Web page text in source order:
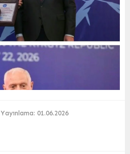
Yayınlama: 01.06.2026